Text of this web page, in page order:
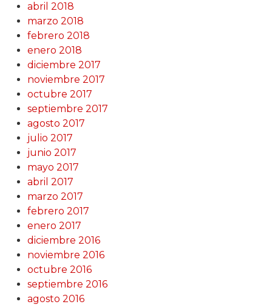
abril 2018
marzo 2018
febrero 2018
enero 2018
diciembre 2017
noviembre 2017
octubre 2017
septiembre 2017
agosto 2017
julio 2017
junio 2017
mayo 2017
abril 2017
marzo 2017
febrero 2017
enero 2017
diciembre 2016
noviembre 2016
octubre 2016
septiembre 2016
agosto 2016